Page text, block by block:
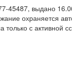
45487, выдано
охраняется
с активной